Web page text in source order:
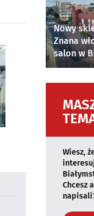
Nowy
Znana
salon w
Wiesz,
Chcesz